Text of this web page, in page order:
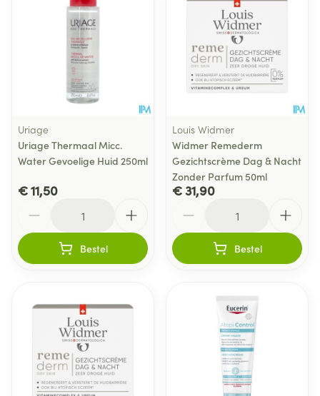
Uriage
Uriage Thermaal Micc.
Water Gevoelige Huid 250ml
€ 11,50
Bestel
Louis Widmer
Widmer Remederm
Gezichtscrème Dag & Nacht
Zonder Parfum 50ml
€ 31,90
Bestel